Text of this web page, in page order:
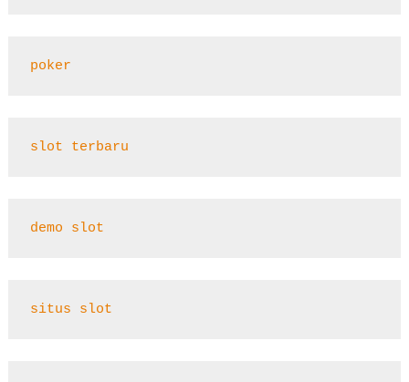
poker
slot terbaru
demo slot
situs slot